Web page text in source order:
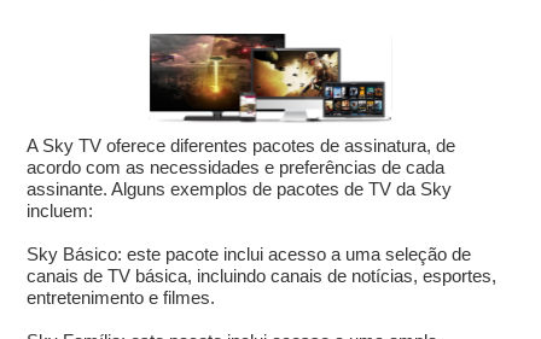
A Sky TV oferece diferentes pacotes de assinatura, de
acordo com as necessidades e preferências de cada
assinante. Alguns exemplos de pacotes de TV da Sky
incluem:
Sky Básico: este pacote inclui acesso a uma seleção de
canais de TV básica, incluindo canais de notícias, esportes,
entretenimento e filmes.